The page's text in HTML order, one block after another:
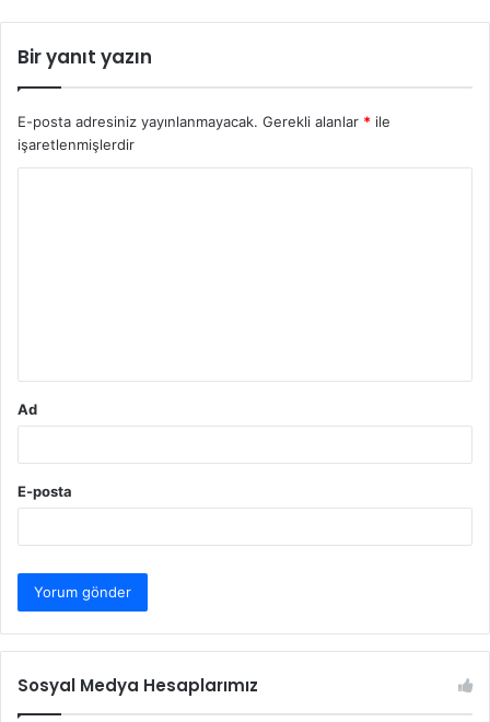
Bir yanıt yazın
E-posta adresiniz yayınlanmayacak. Gerekli alanlar * ile
işaretlenmişlerdir
Ad
E-posta
Sosyal Medya Hesaplarımız